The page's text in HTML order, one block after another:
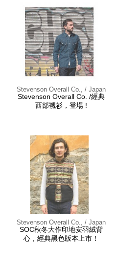
Stevenson Overall Co., / Japan
Stevenson Overall Co. /經典
西部襯衫，登場 !
Stevenson Overall Co., / Japan
SOC秋冬大作印地安羽絨背
心，經典黑色版本上市！